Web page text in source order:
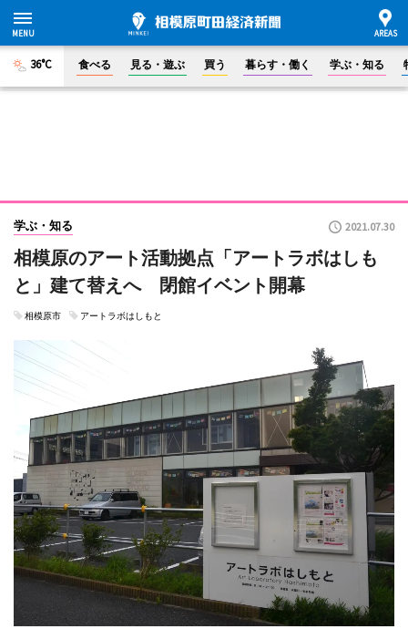
36°C 食べる 見る・遊ぶ 買う 暮らす・働く 学ぶ・知る
学ぶ・知る 2021.07.30
相模原のアート活動拠点「アートラボはしも
と」建て替えへ 閉館イベント開幕
相模原市 アートラボはしもと